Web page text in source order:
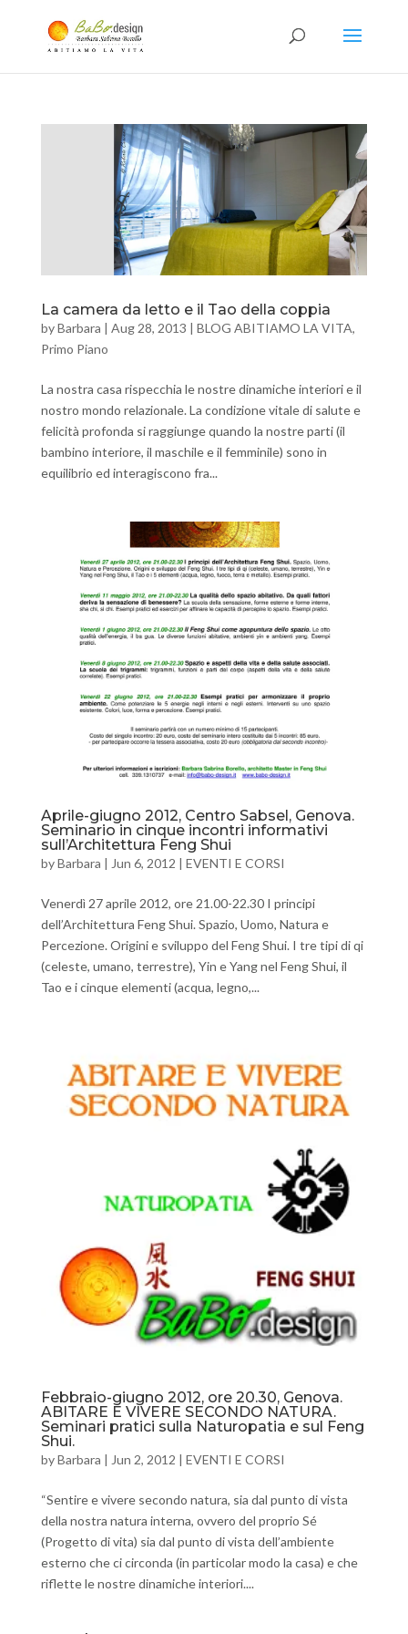
La camera da letto e il Tao della coppia
byBarbara | Aug 28, 2013 | BLOG ABITIAMO LA VITA,
Primo Piano
La nostra casa rispecchia le nostre dinamiche interiori e il
nostro mondo relazionale. La condizione vitale di salute e
felicità profonda si raggiunge quando la nostre parti (il
bambino interiore, il maschile e il femminile) sono in
equilibrio ed interagiscono fra...
Aprile-giugno 2012, Centro Sabsel, Genova.
Seminario in cinque incontri informativi
sull’Architettura Feng Shui
byBarbara | Jun 6, 2012 | EVENTI E CORSI
Venerdì 27 aprile 2012, ore 21.00-22.30 I principi
dell’Architettura Feng Shui. Spazio, Uomo, Natura e
Percezione. Origini e sviluppo del Feng Shui. I tre tipi di qi
(celeste, umano, terrestre), Yin e Yang nel Feng Shui, il
Tao e i cinque elementi (acqua, legno,...
Febbraio-giugno 2012, ore 20.30, Genova.
ABITARE E VIVERE SECONDO NATURA.
Seminari pratici sulla Naturopatia e sul Feng
Shui.
byBarbara | Jun 2, 2012 | EVENTI E CORSI
“Sentire e vivere secondo natura, sia dal punto di vista
della nostra natura interna, ovvero del proprio Sé
(Progetto di vita) sia dal punto di vista dell’ambiente
esterno che ci circonda (in particolar modo la casa) e che
riflette le nostre dinamiche interiori....